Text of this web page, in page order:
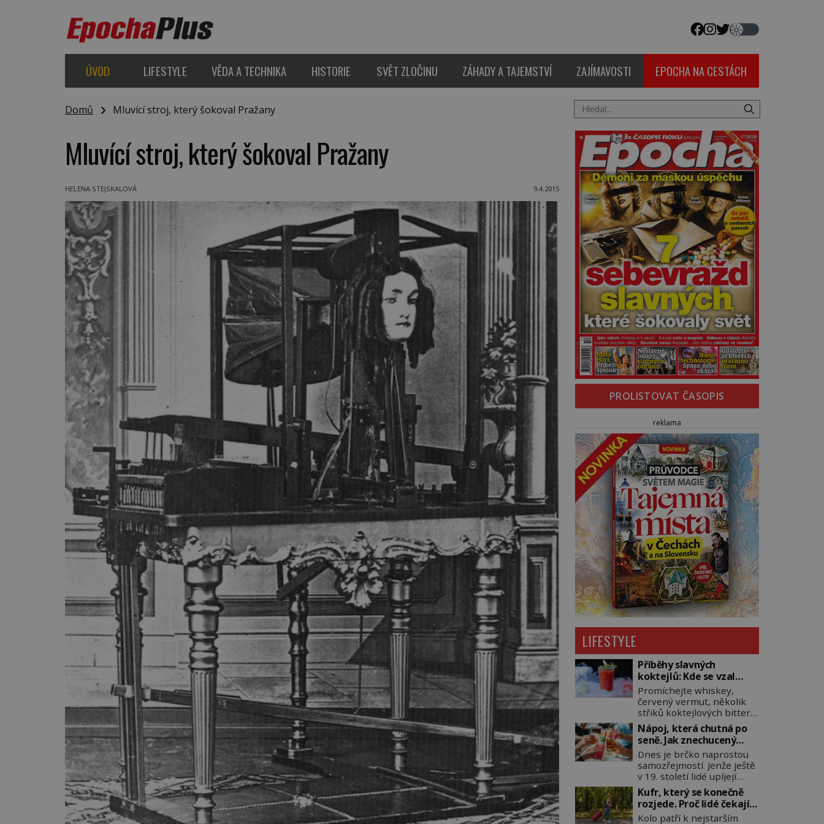
ÚVOD LIFESTYLE VĚDA A TECHNIKA HISTORIE SVĚT ZLOČINU ZÁHADY A TAJEMSTVÍ ZAJÍMAVOSTI EPOCHA NA CESTÁCH
Domů Mluvící stroj, který šokoval Pražany
Mluvící stroj, který šokoval Pražany
HELENA STEJSKALOVÁ 9.4.2015
PROLISTOVAT ČASOPIS
reklama
LIFESTYLE
Příběhy slavných
koktejlů: Kde se vzal
Manhattan a Bloody
Mary?
Promíchejte whiskey,
červený vermut, několik
střiků koktejlových bitters
a led, sceďte, ozdobte
koktejlovou třešinkou a
tadá… Manhattan je tu! A
pokud to má být skutečně
on, dejte si pozor, ať místo
klasické americké rye
whiskey či klidně
bourbonu nepoužijete
skotskou whisku. Co se
Nápoj, která chutná po
seně. Jak znechucený
Američan vymyslel brčko
Dnes je brčko naprostou
samozřejmostí. Jenže ještě
v 19. století lidé upíjejí
limonády i koktejly dutými
stébly žita nebo žitné
slámy. Fungují sice dobře,
mají ale jednu
Kufr, který se konečně
rozjede. Proč lidé čekají
na kolečka téměř pět
Kolo patří k nejstarším